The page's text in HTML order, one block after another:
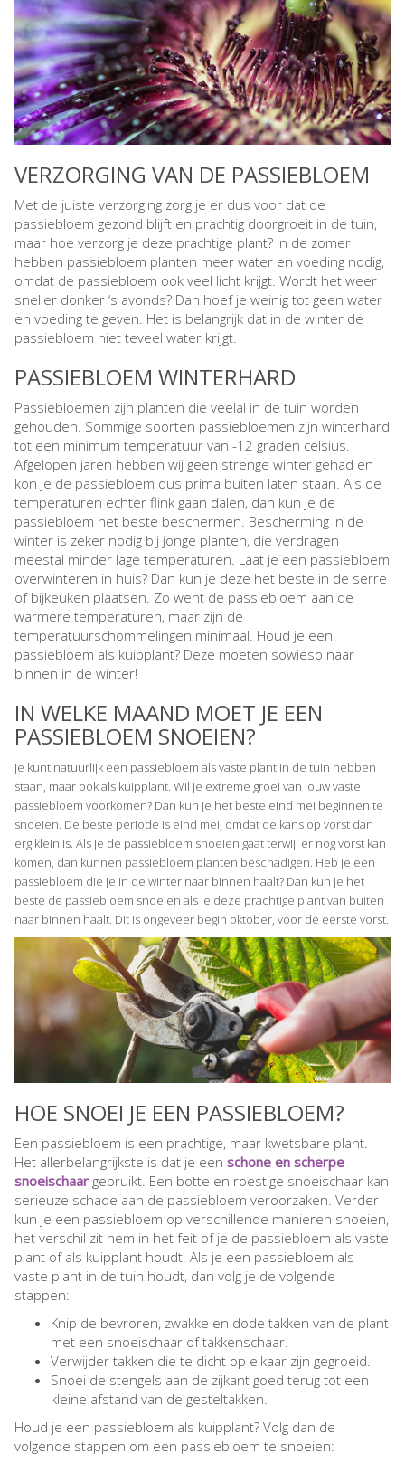
VERZORGING VAN DE PASSIEBLOEM
Met de juiste verzorging zorg je er dus voor dat de
passiebloem gezond blijft en prachtig doorgroeit in de tuin,
maar hoe verzorg je deze prachtige plant? In de zomer
hebben passiebloem planten meer water en voeding nodig,
omdat de passiebloem ook veel licht krijgt. Wordt het weer
sneller donker ‘s avonds? Dan hoef je weinig tot geen water
en voeding te geven. Het is belangrijk dat in de winter de
passiebloem niet teveel water krijgt.
PASSIEBLOEM WINTERHARD
Passiebloemen zijn planten die veelal in de tuin worden
gehouden. Sommige soorten passiebloemen zijn winterhard
tot een minimum temperatuur van -12 graden celsius.
Afgelopen jaren hebben wij geen strenge winter gehad en
kon je de passiebloem dus prima buiten laten staan. Als de
temperaturen echter flink gaan dalen, dan kun je de
passiebloem het beste beschermen. Bescherming in de
winter is zeker nodig bij jonge planten, die verdragen
meestal minder lage temperaturen. Laat je een passiebloem
overwinteren in huis? Dan kun je deze het beste in de serre
of bijkeuken plaatsen. Zo went de passiebloem aan de
warmere temperaturen, maar zijn de
temperatuurschommelingen minimaal. Houd je een
passiebloem als kuipplant? Deze moeten sowieso naar
binnen in de winter!
IN WELKE MAAND MOET JE EEN
PASSIEBLOEM SNOEIEN?
Je kunt natuurlijk een passiebloem als vaste plant in de tuin hebben
staan, maar ook als kuipplant. Wil je extreme groei van jouw vaste
passiebloem voorkomen? Dan kun je het beste eind mei beginnen te
snoeien. De beste periode is eind mei, omdat de kans op vorst dan
erg klein is. Als je de passiebloem snoeien gaat terwijl er nog vorst kan
komen, dan kunnen passiebloem planten beschadigen. Heb je een
passiebloem die je in de winter naar binnen haalt? Dan kun je het
beste de passiebloem snoeien als je deze prachtige plant van buiten
naar binnen haalt. Dit is ongeveer begin oktober, voor de eerste vorst.
HOE SNOEI JE EEN PASSIEBLOEM?
Een passiebloem is een prachtige, maar kwetsbare plant.
Het allerbelangrijkste is dat je een schone en scherpe
snoeischaar gebruikt. Een botte en roestige snoeischaar kan
serieuze schade aan de passiebloem veroorzaken. Verder
kun je een passiebloem op verschillende manieren snoeien,
het verschil zit hem in het feit of je de passiebloem als vaste
plant of als kuipplant houdt. Als je een passiebloem als
vaste plant in de tuin houdt, dan volg je de volgende
stappen:
Knip de bevroren, zwakke en dode takken van de plant
met een snoeischaar of takkenschaar.
Verwijder takken die te dicht op elkaar zijn gegroeid.
Snoei de stengels aan de zijkant goed terug tot een
kleine afstand van de gesteltakken.
Houd je een passiebloem als kuipplant? Volg dan de
volgende stappen om een passiebloem te snoeien: